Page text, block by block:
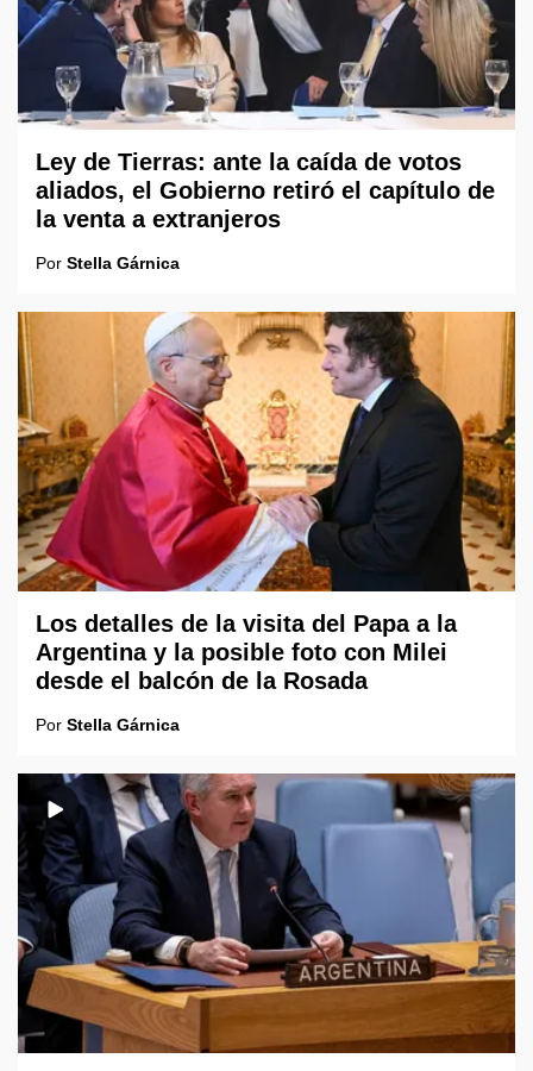
Ley de Tierras: ante la caída de votos
aliados, el Gobierno retiró el capítulo de
la venta a extranjeros
Por Stella Gárnica
Los detalles de la visita del Papa a la
Argentina y la posible foto con Milei
desde el balcón de la Rosada
Por Stella Gárnica